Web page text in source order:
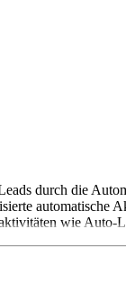
durch die
wie Auto-